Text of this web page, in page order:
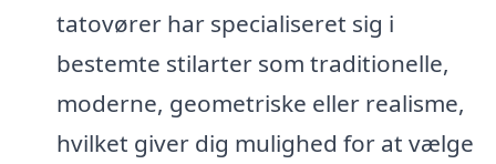
tatovører har specialiseret sig i
bestemte stilarter som traditionelle,
moderne, geometriske eller realisme,
hvilket giver dig mulighed for at vælge